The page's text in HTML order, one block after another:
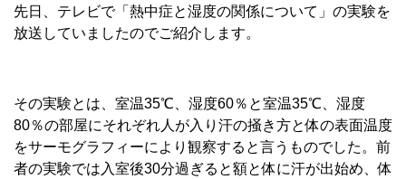
先日、テレビで「熱中症と湿度の関係について」の実験を
放送していましたのでご紹介します。
その実験とは、室温35℃、湿度60％と室温35℃、湿度
80％の部屋にそれぞれ人が入り汗の掻き方と体の表面温度
をサーモグラフィーにより観察すると言うものでした。前
者の実験では入室後30分過ぎると額と体に汗が出始め、体